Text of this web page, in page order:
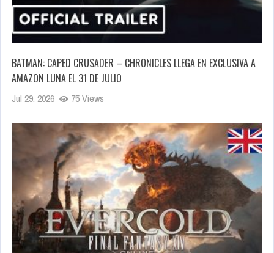
BATMAN: CAPED CRUSADER – CHRONICLES LLEGA EN EXCLUSIVA A
AMAZON LUNA EL 31 DE JULIO
Jul 29, 2026 75 Views